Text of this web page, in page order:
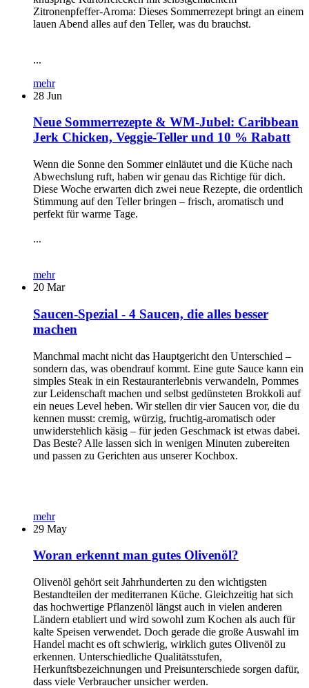
Zitronenpfeffer-Aroma: Dieses Sommerrezept bringt an einem
lauen Abend alles auf den Teller, was du brauchst.
...
mehr
28 Jun
Neue Sommerrezepte & WM-Jubel: Caribbean
Jerk Chicken, Veggie-Teller und 10 % Rabatt
Wenn die Sonne den Sommer einläutet und die Küche nach
Abwechslung ruft, haben wir genau das Richtige für dich.
Diese Woche erwarten dich zwei neue Rezepte, die ordentlich
Stimmung auf den Teller bringen – frisch, aromatisch und
perfekt für warme Tage.
...
mehr
20 Mar
Saucen-Spezial - 4 Saucen, die alles besser
machen
Manchmal macht nicht das Hauptgericht den Unterschied –
sondern das, was obendrauf kommt. Eine gute Sauce kann ein
simples Steak in ein Restauranterlebnis verwandeln, Pommes
zur Leidenschaft machen und selbst gedünsteten Brokkoli auf
ein neues Level heben. Wir stellen dir vier Saucen vor, die du
kennen musst: cremig, würzig, fruchtig-aromatisch oder
unwiderstehlich käsig – für jeden Geschmack ist etwas dabei.
Das Beste? Alle lassen sich in wenigen Minuten zubereiten
und passen zu Gerichten aus unserer Kochbox.
mehr
29 May
Woran erkennt man gutes Olivenöl?
Olivenöl gehört seit Jahrhunderten zu den wichtigsten
Bestandteilen der mediterranen Küche. Gleichzeitig hat sich
das hochwertige Pflanzenöl längst auch in vielen anderen
Ländern etabliert und wird sowohl zum Kochen als auch für
kalte Speisen verwendet. Doch gerade die große Auswahl im
Handel macht es oft schwierig, wirklich gutes Olivenöl zu
erkennen. Unterschiedliche Qualitätsstufen,
Herkunftsbezeichnungen und Preisunterschiede sorgen dafür,
dass viele Verbraucher unsicher werden.